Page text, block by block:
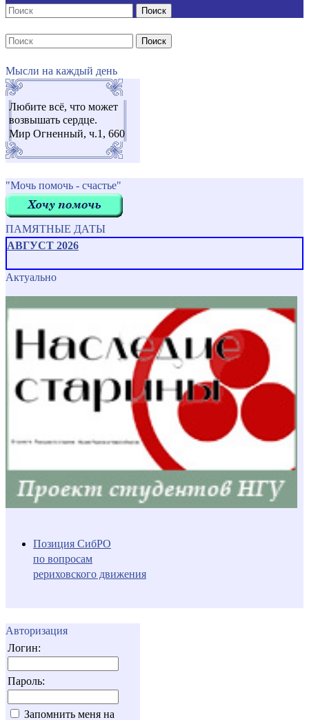
Поиск
Поиск
Мысли на каждый день
Любите всё, что может
возвышать сердце.
Мир Огненный, ч.1, 660
"Мочь помочь - счастье"
ПАМЯТНЫЕ ДАТЫ
АВГУСТ 2026
Актуально
Позиция СибРО
по вопросам
рериховского движения
Авторизация
Логин:
Пароль:
Запомнить меня на